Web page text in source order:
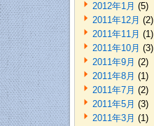
2012年1月 (5)
2011年12月 (2)
2011年11月 (1)
2011年10月 (3)
2011年9月 (2)
2011年8月 (1)
2011年7月 (2)
2011年5月 (3)
2011年3月 (1)